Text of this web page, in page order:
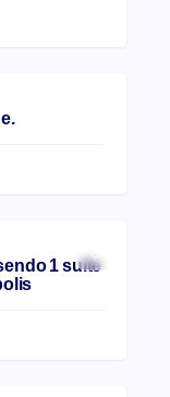
1 suíte